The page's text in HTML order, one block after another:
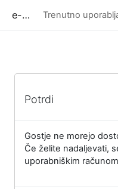
e-učilnica UP FAMNIT Trenutno
Potrdi
Gostje ne morejo
Če želite nadaljevati,
uporabniškim